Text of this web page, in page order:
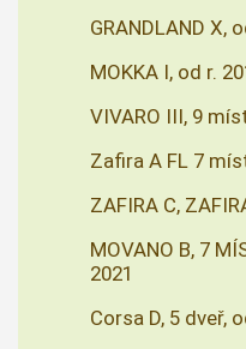
GRANDLAND X,
MOKKA I, od r.
VIVARO III, 9
Zafira A FL 7
ZAFIRA C,
MOVANO B, 7
2021
Corsa D, 5 dveř,